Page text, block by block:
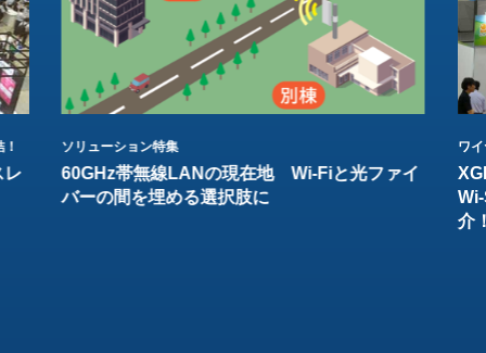
レ
ソリューション特集
60GHz帯無線LANの現在地 Wi-Fiと光ファイ
バーの間を埋める選択肢に
ワ
介